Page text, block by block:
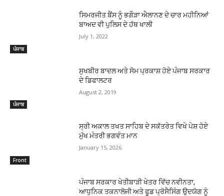
ਪੰਜਾਬ
ਸਿਮਰਜੀਤ ਬੈਂਸ ਨੂੰ ਭਗੌੜਾ ਐਲਾਨਣ ਦੇ ਚਾਰ ਮਹੀਨਿਆਂ
ਬਾਅਦ ਵੀ ਪੁਲਿਸ ਦੇ ਹੱਥ ਖਾਲੀ
July 1, 2022
ਪੰਜਾਬ
ਸੁਖਬੀਰ ਬਾਦਲ ਅਤੇ ਸੋਮ ਪ੍ਰਕਾਸ਼ ਹੋਏ ਪੰਜਾਬ ਸਰਕਾਰ
ਦੇ ਡਿਫਾਲਟਰ
August 2, 2019
Front
ਸ੍ਰੀ ਅਕਾਲ ਤਖਤ ਸਾਹਿਬ ਦੇ ਸਕੱਤਰੇਤ ਵਿਖੇ ਪੇਸ਼ ਹੋਏ
ਮੁੱਖ ਮੰਤਰੀ ਭਗਵੰਤ ਮਾਨ
January 15, 2026
ਪੰਜਾਬ ਸਰਕਾਰ ਖੇਤੀਬਾੜੀ ਖੇਤਰ ਵਿੱਚ ਨਵੀਨਤਾ,
ਆਧੁਨਿਕ ਤਕਨਾਲੋਜੀ ਅਤੇ ਫੂਡ ਪ੍ਰੋਸੈਸਿੰਗ ਉਦਯੋਗ ਨੂੰ